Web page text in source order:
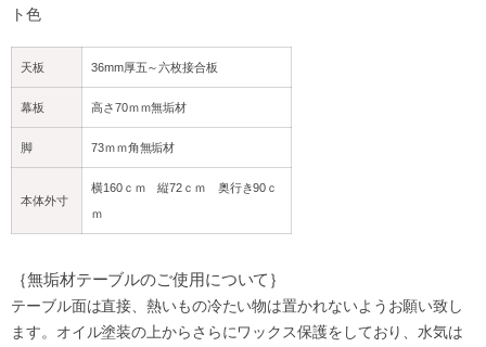
ト色
天板 36mm厚五～六枚接合板
幕板 高さ70ｍｍ無垢材
脚 73ｍｍ角無垢材
本体外寸
横160ｃｍ 縦72ｃｍ 奥行き90ｃ
ｍ
｛無垢材テーブルのご使用について｝
テーブル面は直接、熱いもの冷たい物は置かれないようお願い致し
ます。オイル塗装の上からさらにワックス保護をしており、水気は